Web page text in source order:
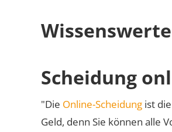
Scheidung
"Die Online-Scheidung ist
Geld, denn Sie können alle